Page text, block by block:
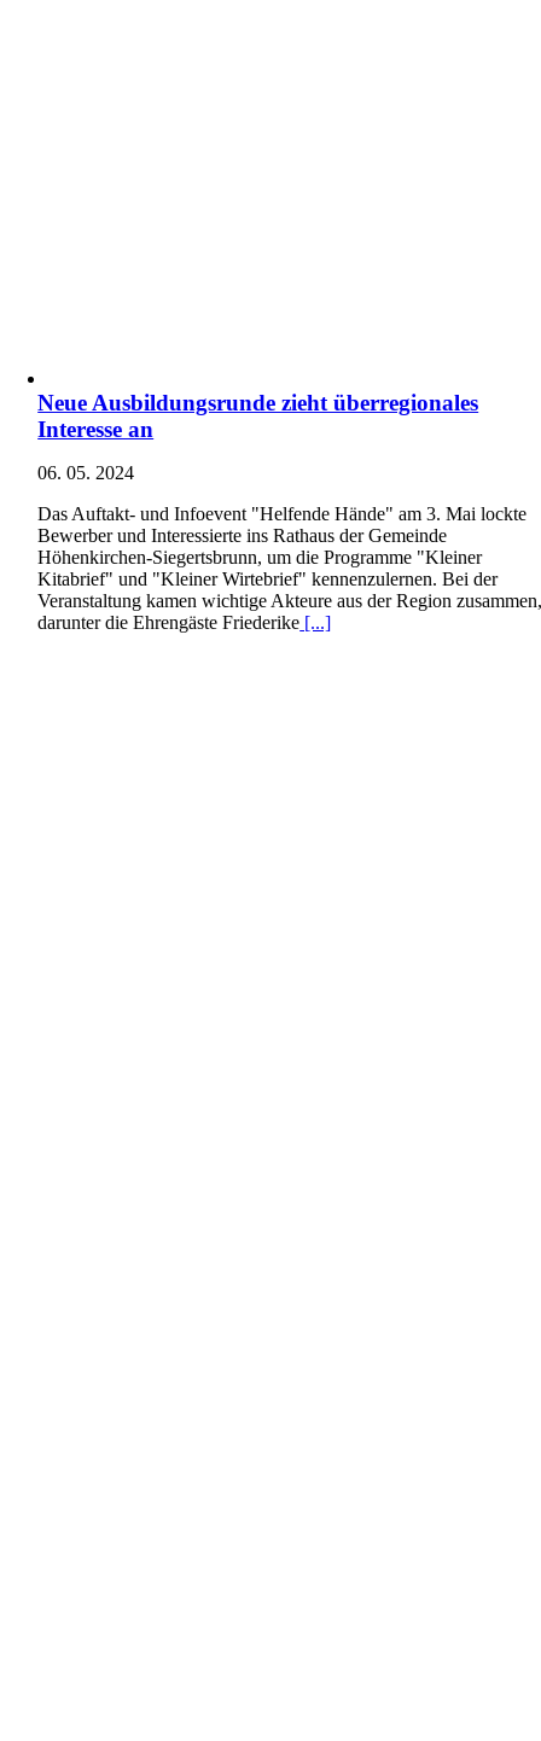
Neue Ausbildungsrunde zieht überregionales
Interesse an
06. 05. 2024
Das Auftakt- und Infoevent "Helfende Hände" am 3. Mai lockte
Bewerber und Interessierte ins Rathaus der Gemeinde
Höhenkirchen-Siegertsbrunn, um die Programme "Kleiner
Kitabrief" und "Kleiner Wirtebrief" kennenzulernen. Bei der
Veranstaltung kamen wichtige Akteure aus der Region
darunter die Ehrengäste Friederike [...]